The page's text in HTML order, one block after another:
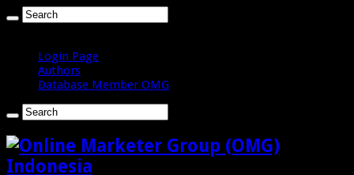
Login Page
Authors
Database Member OMG